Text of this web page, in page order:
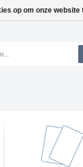
op om onze